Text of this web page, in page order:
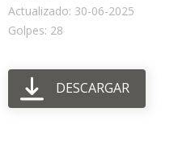
Actualizado: 30-06-2025
Golpes: 28
DESCARGAR